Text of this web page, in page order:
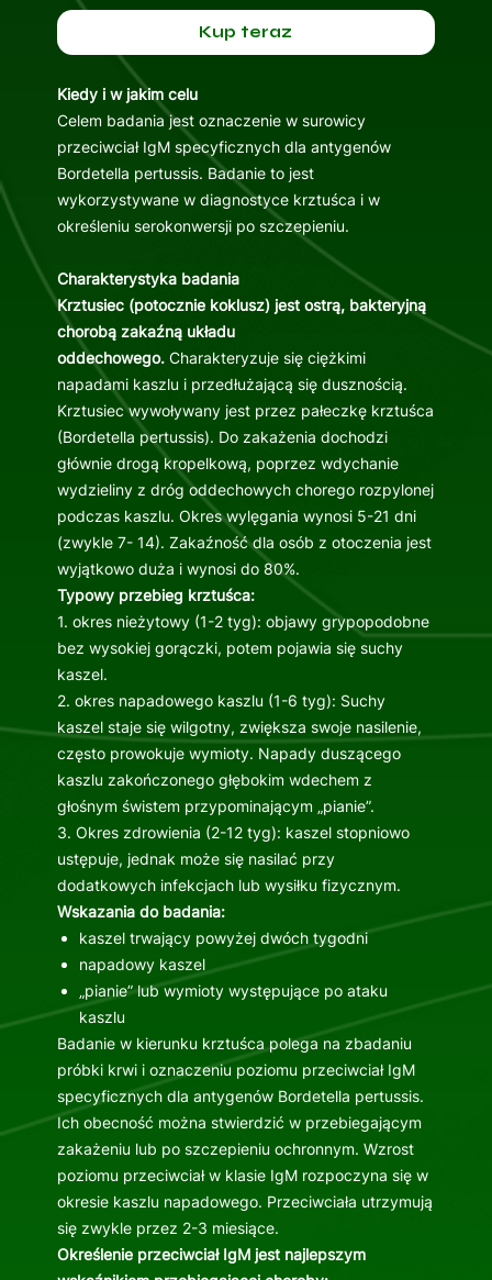
Kup teraz
Kiedy i w jakim celu
Celem badania jest oznaczenie w surowicy
przeciwciał IgM specyficznych dla antygenów
Bordetella pertussis. Badanie to jest
wykorzystywane w diagnostyce krztuśca i w
określeniu serokonwersji po szczepieniu.
Charakterystyka badania
Krztusiec (potocznie koklusz) jest ostrą, bakteryjną
chorobą zakaźną układu
oddechowego. Charakteryzuje się ciężkimi
napadami kaszlu i przedłużającą się dusznością.
Krztusiec wywoływany jest przez pałeczkę krztuśca
(Bordetella pertussis). Do zakażenia dochodzi
głównie drogą kropelkową, poprzez wdychanie
wydzieliny z dróg oddechowych chorego rozpylonej
podczas kaszlu. Okres wylęgania wynosi 5-21 dni
(zwykle 7- 14). Zakaźność dla osób z otoczenia jest
wyjątkowo duża i wynosi do 80%.
Typowy przebieg krztuśca:
1. okres nieżytowy (1-2 tyg): objawy grypopodobne
bez wysokiej gorączki, potem pojawia się suchy
kaszel.
2. okres napadowego kaszlu (1-6 tyg): Suchy
kaszel staje się wilgotny, zwiększa swoje nasilenie,
często prowokuje wymioty. Napady duszącego
kaszlu zakończonego głębokim wdechem z
głośnym świstem przypominającym „pianie”.
3. Okres zdrowienia (2-12 tyg): kaszel stopniowo
ustępuje, jednak może się nasilać przy
dodatkowych infekcjach lub wysiłku fizycznym.
Wskazania do badania:
kaszel trwający powyżej dwóch tygodni
napadowy kaszel
„pianie” lub wymioty występujące po ataku
kaszlu
Badanie w kierunku krztuśca polega na zbadaniu
próbki krwi i oznaczeniu poziomu przeciwciał IgM
specyficznych dla antygenów Bordetella pertussis.
Ich obecność można stwierdzić w przebiegającym
zakażeniu lub po szczepieniu ochronnym. Wzrost
poziomu przeciwciał w klasie IgM rozpoczyna się w
okresie kaszlu napadowego. Przeciwciała utrzymują
się zwykle przez 2-3 miesiące.
Określenie przeciwciał IgM jest najlepszym